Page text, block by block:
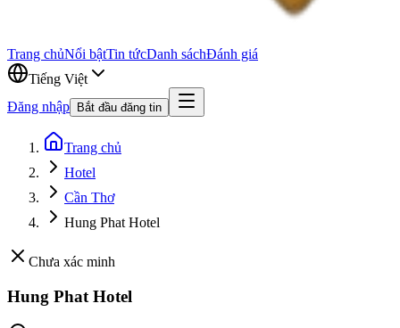
Trang chủNổi bậtTin tứcDanh sáchĐánh giá
Tiếng Việt
Đăng nhập
Bắt đầu đăng tin
Trang chủ
Hotel
Cần Thơ
Hung Phat Hotel
Chưa xác minh
Hung Phat Hotel